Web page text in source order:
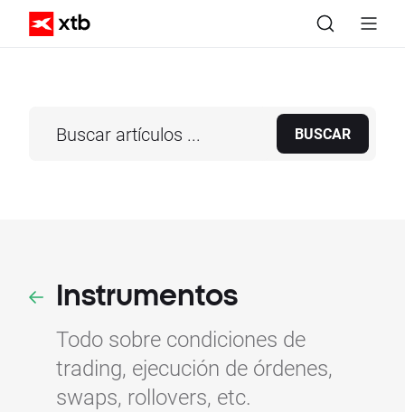
BUSCAR
Instrumentos
Todo sobre condiciones de
trading, ejecución de órdenes,
swaps, rollovers, etc.